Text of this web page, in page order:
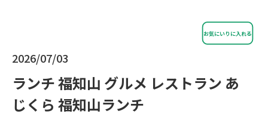
2026/07/03
ランチ 福知山 グルメ レストラン あ
じくら 福知山ランチ
お気にいりに入れる